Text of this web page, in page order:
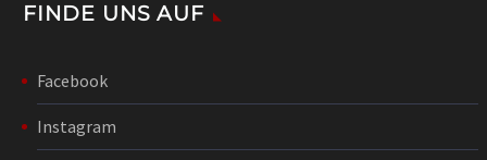
FINDE UNS AUF
Facebook
Instagram